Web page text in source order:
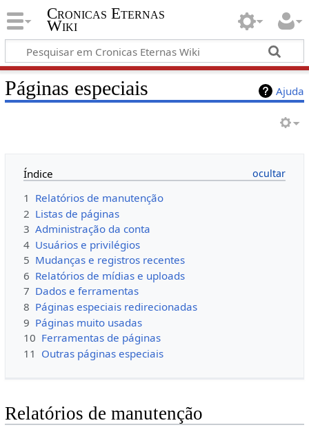
Cronicas Eternas
Wiki
Ajuda
Páginas especiais
Índice
1 Relatórios de manutenção
2 Listas de páginas
3 Administração da conta
4 Usuários e privilégios
5 Mudanças e registros recentes
6 Relatórios de mídias e uploads
7 Dados e ferramentas
8 Páginas especiais redirecionadas
9 Páginas muito usadas
10 Ferramentas de páginas
11 Outras páginas especiais
Relatórios de manutenção